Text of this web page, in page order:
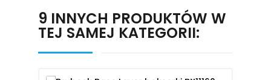
9 INNYCH PRODUKTÓW W
TEJ SAMEJ KATEGORII: